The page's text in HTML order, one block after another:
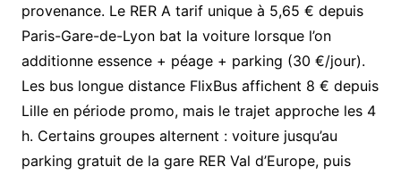
provenance. Le RER A tarif unique à 5,65 € depuis
Paris-Gare-de-Lyon bat la voiture lorsque l’on
additionne essence + péage + parking (30 €/jour).
Les bus longue distance FlixBus affichent 8 € depuis
Lille en période promo, mais le trajet approche les 4
h. Certains groupes alternent : voiture jusqu’au
parking gratuit de la gare RER Val d’Europe, puis